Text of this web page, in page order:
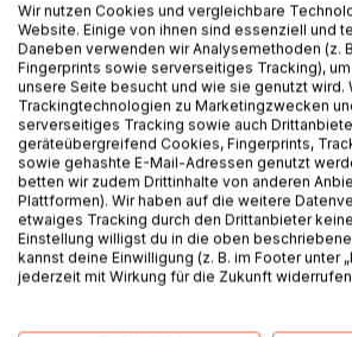
Auf die Merkliste
Titel bewerten
BESCHREIBUNG
Wir nutzen Cookies und vergleichbare
Website. Einige von ihnen sind essenziell und
Daneben verwenden wir Analysemethoden (z.
Fingerprints sowie serverseitiges Tracking),
unsere Seite besucht und wie sie genutzt wird.
Trackingtechnologien zu Marketingzwecken
serverseitiges Tracking sowie auch
geräteübergreifend Cookies, Fingerprints,
sowie gehashte E-Mail-Adressen genutzt
betten wir zudem Drittinhalte von anderen
Plattformen). Wir haben auf die weitere
etwaiges Tracking durch den Drittanbieter
Einstellung willigst du in die oben
kannst deine Einwilligung (z. B. im Footer unter
jederzeit mit Wirkung für die Zukunft